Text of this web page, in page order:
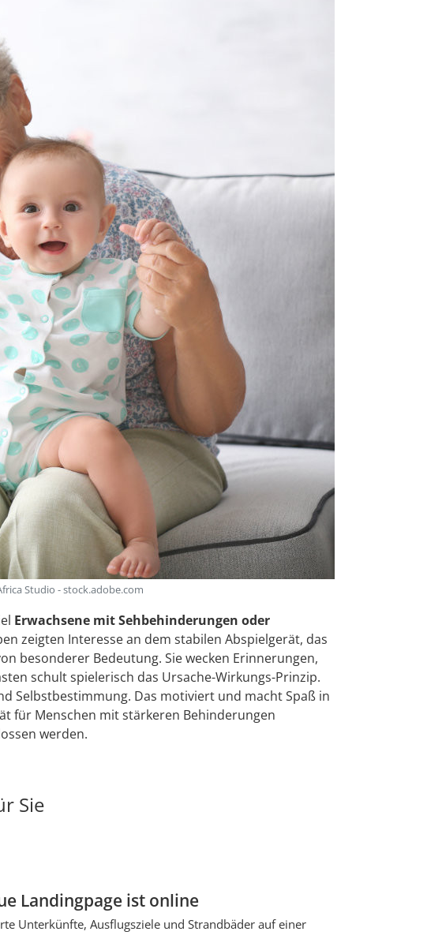
Studio - stock.adobe.com
Erwachsene mit Sehbehinderungen oder
zeigten Interesse an dem stabilen Abspielgerät, das
besonderer Bedeutung. Sie wecken Erinnerungen,
schult spielerisch das Ursache-Wirkungs-Prinzip.
Selbstbestimmung. Das motiviert und macht Spaß in
für Menschen mit stärkeren Behinderungen
werden.
Sie
Landingpage ist online
Unterkünfte, Ausflugsziele und Strandbäder auf einer